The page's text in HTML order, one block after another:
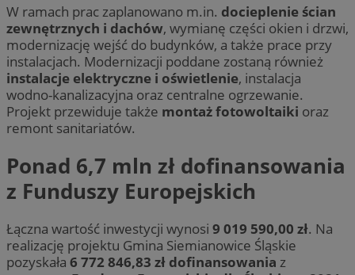
W ramach prac zaplanowano m.in. docieplenie ścian
zewnętrznych i dachów, wymianę części okien i drzwi,
modernizację wejść do budynków, a także prace przy
instalacjach. Modernizacji poddane zostaną również
instalacje elektryczne i oświetlenie, instalacja
wodno-kanalizacyjna oraz centralne ogrzewanie.
Projekt przewiduje także montaż fotowoltaiki oraz
remont sanitariatów.
Ponad 6,7 mln zł dofinansowania
z Funduszy Europejskich
Łączna wartość inwestycji wynosi 9 019 590,00 zł. Na
realizację projektu Gmina Siemianowice Śląskie
pozyskała 6 772 846,83 zł dofinansowania z